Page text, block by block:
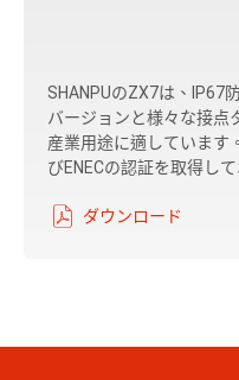
SHANPUのZX7は、IP67
バージョンと様々な接点
産業用途に適しています
びENECの認証を取得し
ダウンロード